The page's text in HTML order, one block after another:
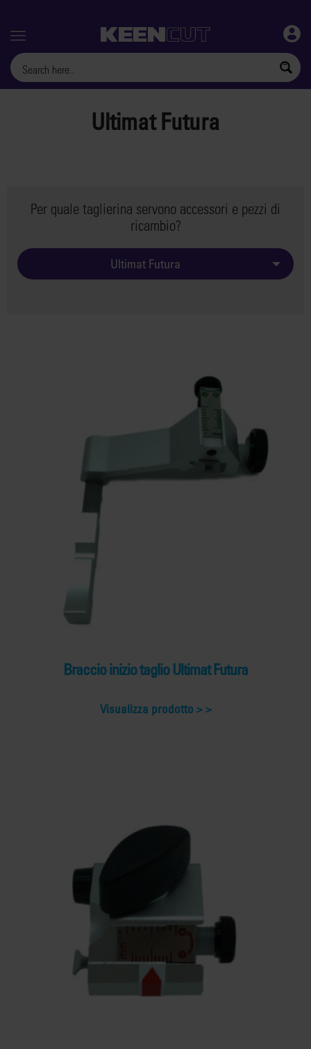
Menu
Ultimat Futura
Per quale taglierina servono accessori e pezzi di
ricambio?
Ultimat Futura
Braccio inizio taglio Ultimat Futura
Visualizza prodotto >